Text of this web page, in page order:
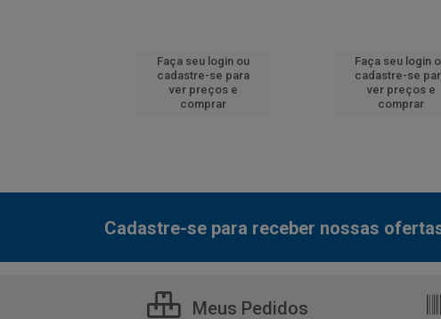
Faça seu login ou
cadastre-se para
ver preços e
comprar
Faça seu login
cadastre-se
ver preços e
comprar
Cadastre-se para receber nossas
Meus Pedidos